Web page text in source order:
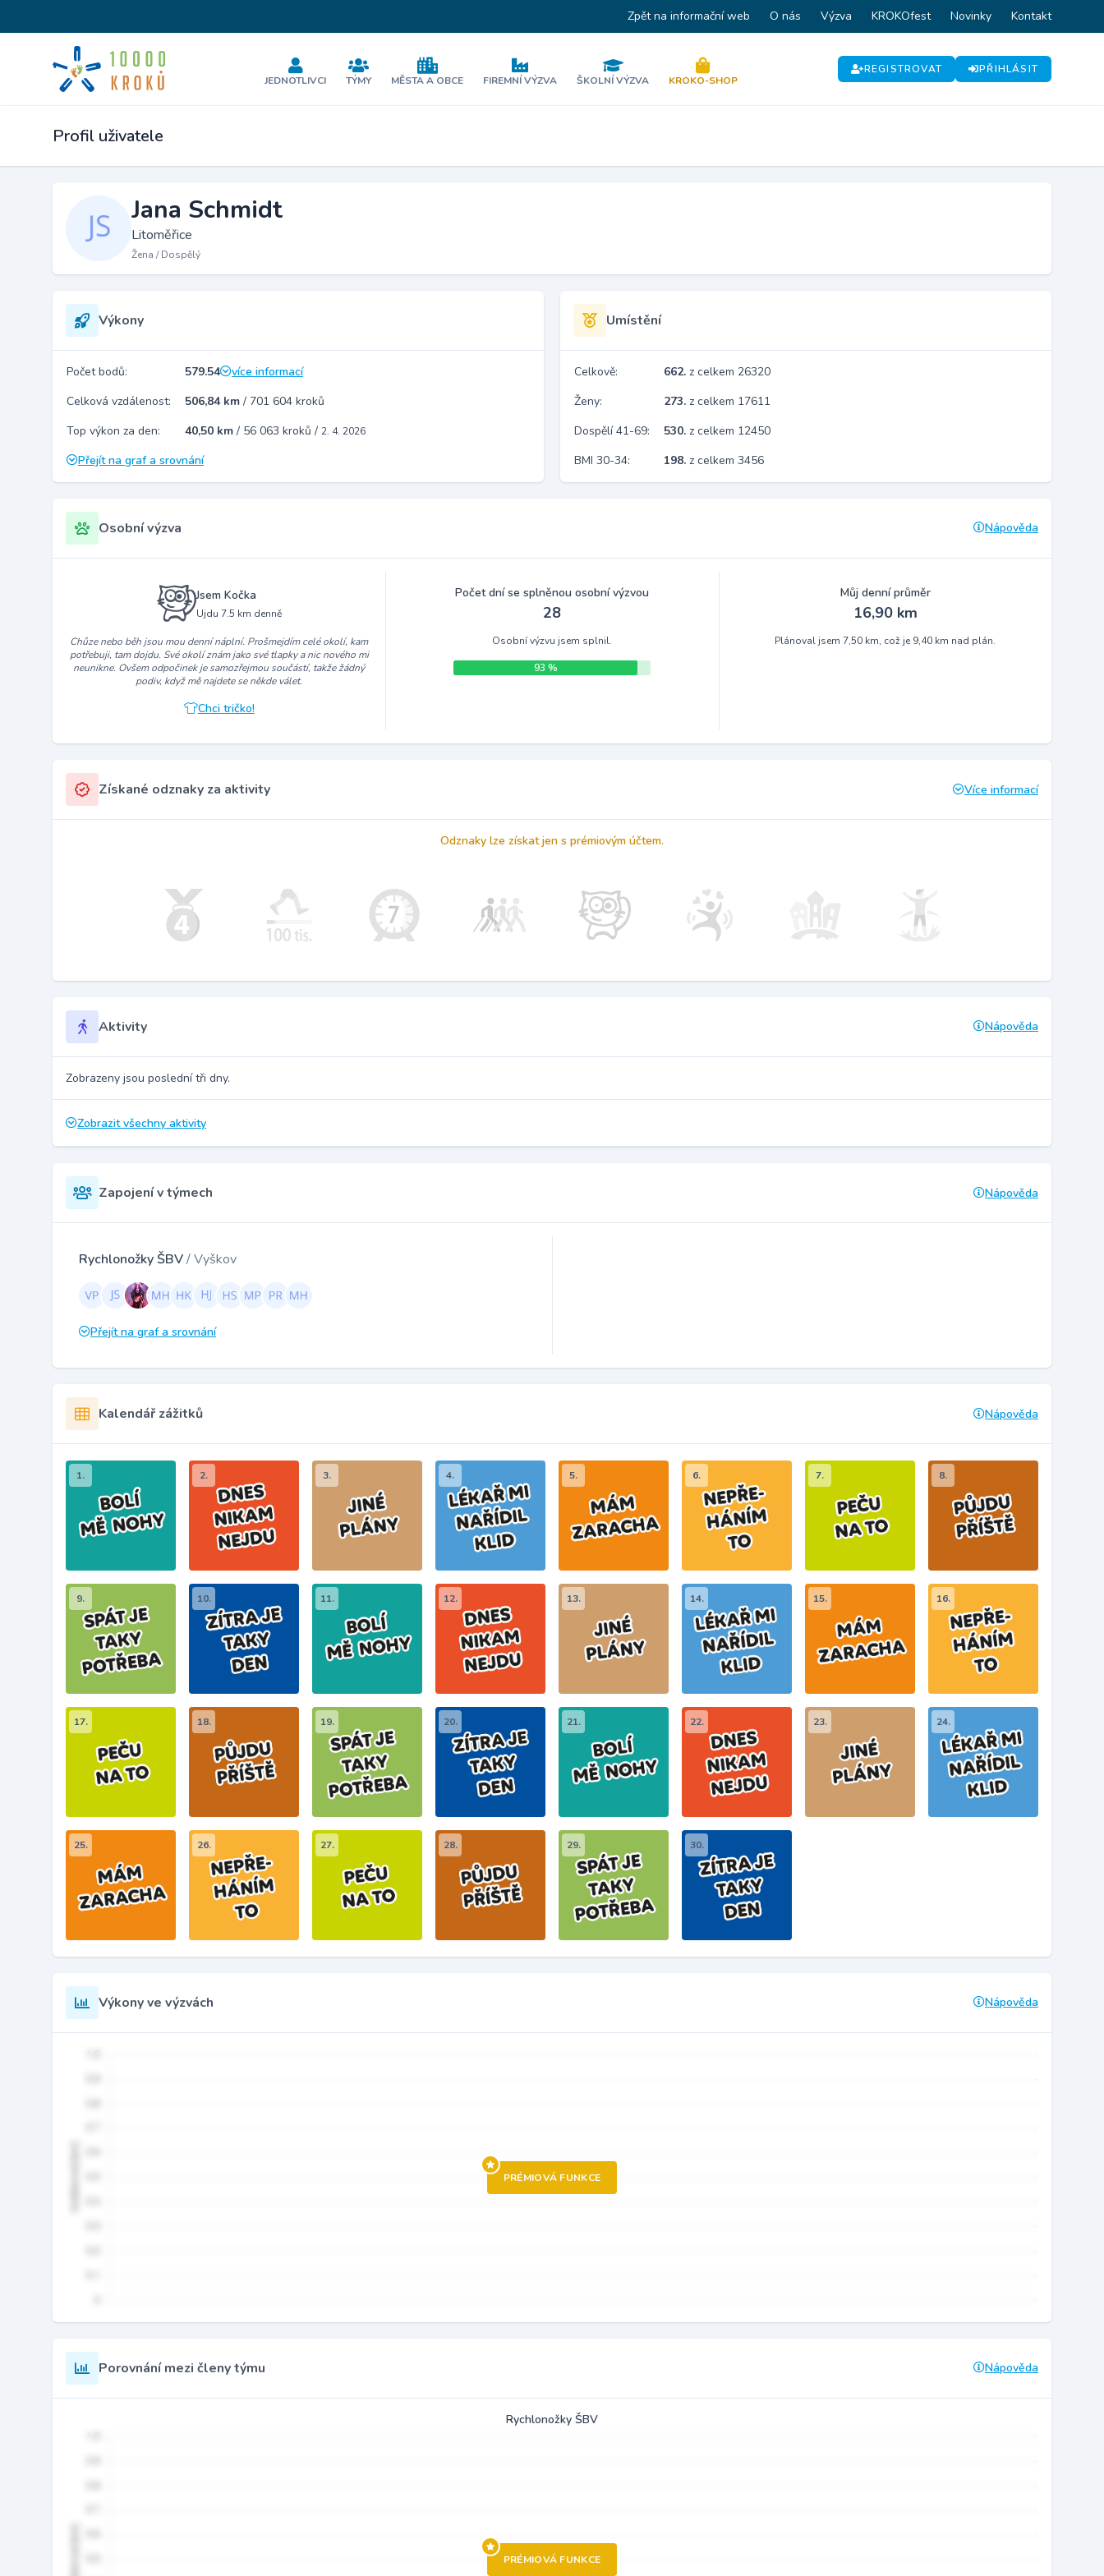
Zpět na informační web O nás Výzva KROKOfest Novinky Kontakt
JEDNOTLIVCI TÝMY MĚSTA A OBCE FIREMNÍ VÝZVA ŠKOLNÍ VÝZVA KROKO-SHOP
REGISTROVAT PŘIHLÁSIT
Profil uživatele
Jana Schmidt
Litoměřice
Žena / Dospělý
Výkony
Počet bodů: 579.54
více informací
Celková vzdálenost:
506,84 km / 701 604 kroků
Top výkon za den:
40,50 km / 56 063 kroků / 2. 4. 2026
Přejít na graf a srovnání
Umístění
Celkově: 662. z celkem 26320
Ženy:
273. z celkem 17611
Dospělí 41-69:
530. z celkem 12450
BMI 30-34:
198. z celkem 3456
Osobní výzva Nápověda
Jsem Kočka
Ujdu 7.5 km denně
Chůze nebo běh jsou mou denní náplní. Prošmejdím celé okolí, kam
potřebuji, tam dojdu. Své okolí znám jako své tlapky a nic nového mi
neunikne. Ovšem odpočinek je samozřejmou součástí, takže žádný
podiv, když mě najdete se někde válet.
Chci tričko!
Počet dní se splněnou osobní výzvou
28
Osobní výzvu jsem splnil.
93 %
Můj denní průměr
16,90 km
Plánoval jsem 7,50 km, což je 9,40 km nad plán.
Získané odznaky za aktivity Více informací
Odznaky lze získat jen s prémiovým účtem.
Aktivity Nápověda
Zobrazeny jsou poslední tři dny.
Zobrazit všechny aktivity
Zapojení v týmech Nápověda
Rychlonožky ŠBV/ Vyškov
Přejít na graf a srovnání
Kalendář zážitků Nápověda
1. 2. 3. 4. 5. 6. 7. 8.
9. 10. 11. 12. 13. 14. 15. 16.
17. 18. 19. 20. 21. 22. 23. 24.
25. 26. 27. 28. 29. 30.
Výkony ve výzvách Nápověda
PRÉMIOVÁ FUNKCE
Porovnání mezi členy týmu Nápověda
Rychlonožky ŠBV
PRÉMIOVÁ FUNKCE